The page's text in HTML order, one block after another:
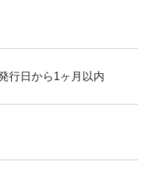
行日から1ヶ月以内